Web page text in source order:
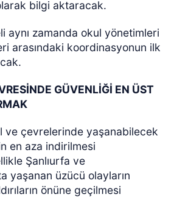
bilgi aktaracak.
aynı zamanda okul yönetimleri
arasındaki koordinasyonun ilk
GÜVENLİĞİ EN ÜST
ve çevrelerinde yaşanabilecek
en aza indirilmesi
Şanlıurfa ve
yaşanan üzücü olayların
önüne geçilmesi